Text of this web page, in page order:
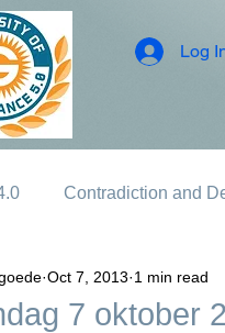
Log
Contradiction and
7 oktober
Oct 7, 2013 1 min read